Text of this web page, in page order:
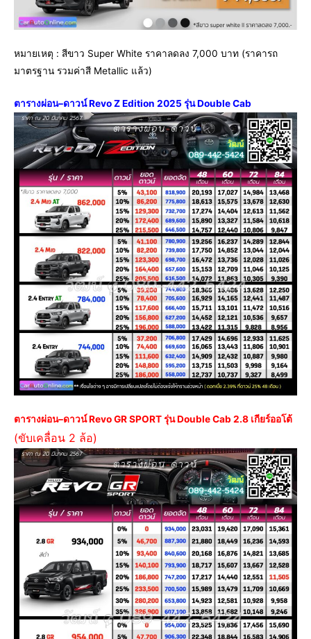
หมายเหตุ : สีขาว Super White ราคาลดลง 7,000 บาท (ราคารถ
มาตรฐาน รวมค่าสี Metallic แล้ว)
ตารางผ่อน–ดาวน์ Revo Z Edition 2025 รุ่น Double Cab
ตารางผ่อน–ดาวน์ Revo GR SPORT รุ่น Double Cab 2.8 เกียร์ออโต้
(ขับเคลื่อน 2 ล้อ)